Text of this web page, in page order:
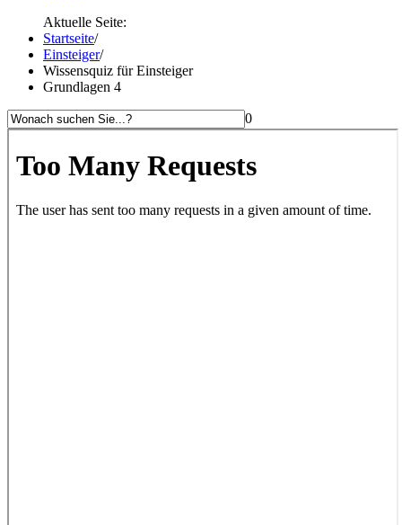
Aktuelle Seite:
Startseite/
Einsteiger/
Wissensquiz für Einsteiger
Grundlagen 4
0